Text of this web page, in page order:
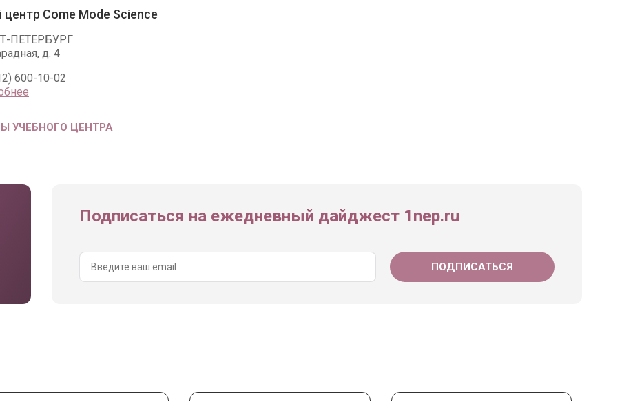
Come Mode Science
ПЕТЕРБУРГ
д. 4
600-10-02
УЧЕБНОГО ЦЕНТРА
Подписаться на ежедневный дайджест 1nep.ru